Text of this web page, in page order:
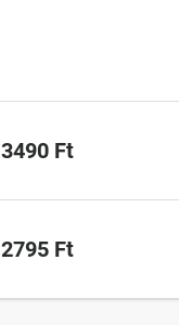
3490 Ft
2795 Ft